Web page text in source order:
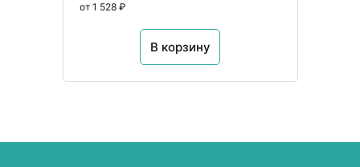
от 1 528 ₽
В корзину